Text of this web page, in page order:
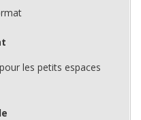
les petits espaces